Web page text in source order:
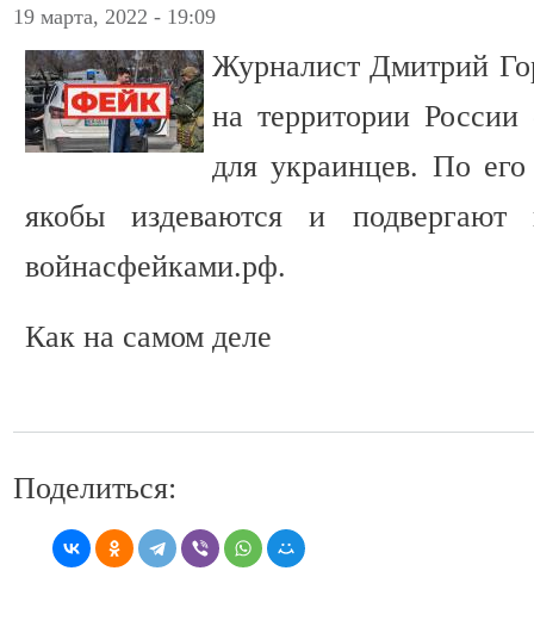
19 марта, 2022 - 19:09
Журналист Дмитрий
на территории России
для украинцев. По
якобы издеваются и подвергают
войнасфейками.рф.
Как на самом деле
Поделиться: